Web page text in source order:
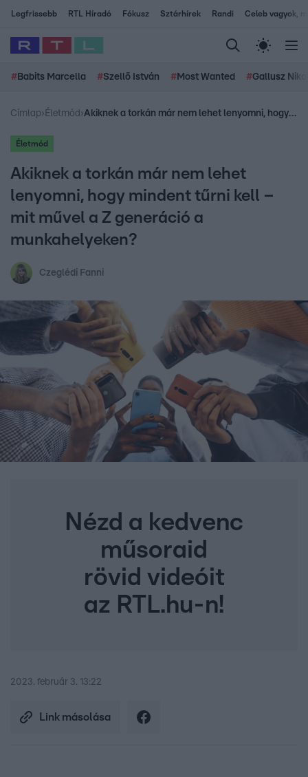
Legfrissebb RTL Híradó Fókusz Sztárhírek Randi Celeb vagyok,
# Babits Marcella #Szellő István # Most Wanted #Gallusz
Címlap› Életmód › Akiknek a torkán már nem lehet lenyomni, hogy mindent tűrni kell – mit művel a Z generáció a munkahelyeken?
Életmód
Akiknek a torkán már nem lehet
lenyomni, hogy mindent tűrni kell –
mit művel a Z generáció a
munkahelyeken?
Czeglédi Fanni
Nézd a kedvenc
műsoraid
rövid videóit
az RTL.hu-n!
2023. február 3. 13:22
Link másolása